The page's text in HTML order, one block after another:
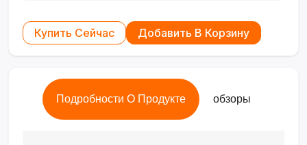
Купить Сейчас Добавить В Корзину
Подробности О Продукте обзоры